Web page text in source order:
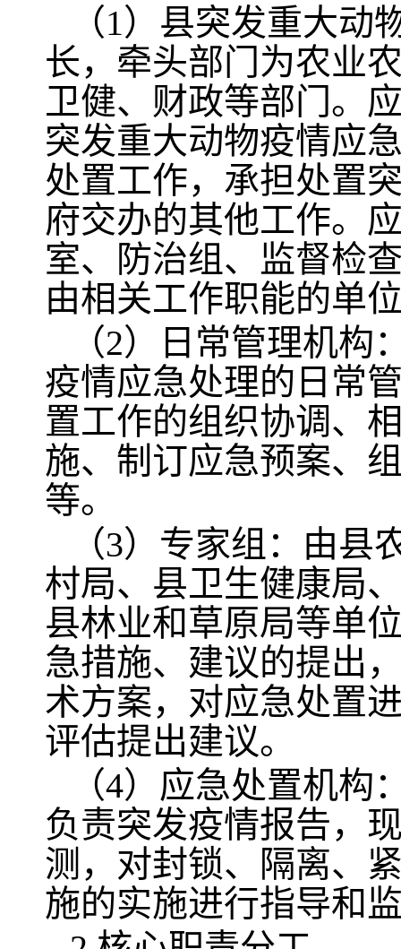
（1）县突发重大
长，牵头部门为农业
卫健、财政等部门。
突发重大动物疫情应
处置工作，承担处置
府交办的其他工作。
室、防治组、监督检
由相关工作职能的单
（2）日常管理机
疫情应急处理的日常
置工作的组织协调、
施、制订应急预案、
等。
（3）专家组：由
村局、县卫生健康局
县林业和草原局等单
急措施、建议的提出
术方案，对应急处置
评估提出建议。
（4）应急处置机
负责突发疫情报告，
测，对封锁、隔离、
施的实施进行指导和